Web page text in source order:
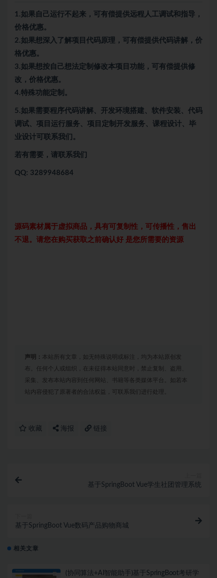
1.如果自己运行不起来，可有偿提供远程人工调试和指导，
价格优惠。
2.如果想深入了解项目代码原理，可有偿提供代码讲解，价
格优惠。
3.如果想按自己想法定制修改本项目功能，可有偿提供修
改，价格优惠。
4.特殊功能定制。
5.如果需要程序代码讲解、开发环境搭建、软件安装、代码
调试、项目运行服务、项目定制开发服务、课程设计、毕
业设计可联系我们。
若有需要，请联系我们
QQ: 3289948684
源码素材属于虚拟商品，具有可复制性，可传播性，售出
不退。请您在购买获取之前确认好 是您所需要的资源
声明： 本站所有文章，如无特殊说明或标注，均为本站原创发
布。任何个人或组织，在未征得本站同意时，禁止复制、盗用、
采集、发布本站内容到任何网站、书籍等各类媒体平台。如若本
站内容侵犯了原著者的合法权益，可联系我们进行处理。
收藏 海报 链接
基于SpringBoot Vue学生社团管理系统
基于SpringBoot Vue数码产品购物商城
相关文章
(协同算法+AI智能助手)基于SpringBoot考研学